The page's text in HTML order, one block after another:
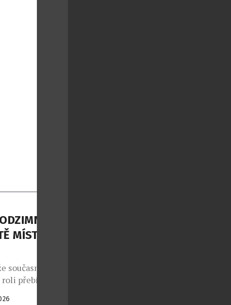
MÍSTO
přebírá
dominují